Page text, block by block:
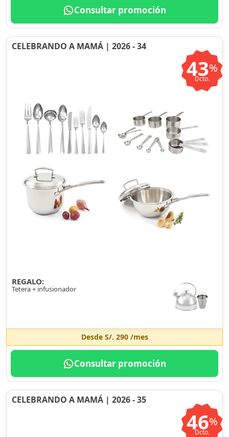
Consultar promoción
CELEBRANDO A MAMÁ | 2026 - 34
43%
Dcto.
REGALO:
Tetera + infusionador
Desde S/. 290/mes
Consultar promoción
CELEBRANDO A MAMÁ | 2026 - 35
46%
Dcto.